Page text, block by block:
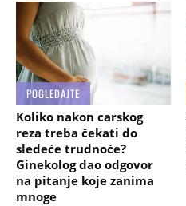
POGLEDAJTE
Koliko nakon carskog
reza treba čekati do
sledeće trudnoće?
Ginekolog dao odgovor
na pitanje koje zanima
mnoge